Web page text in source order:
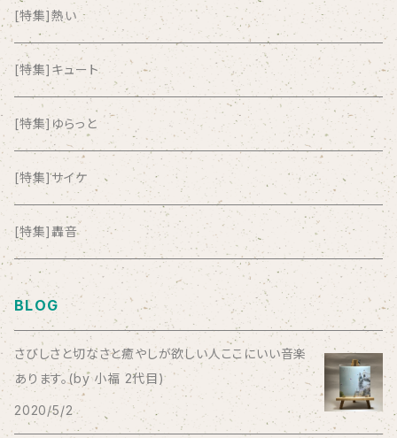
Amia Calva
Amsterdamned
ANYO
And Summer Club
anticlockwise
Aysula
Bad Operation
Bagus!
[特集]熱い
[特集]キュート
[特集]ゆらっと
[特集]サイケ
[特集]轟音
BLOG
さびしさと切なさと癒やしが欲しい人ここにいい音楽
あります。(by 小福 2代目)
2020/5/2